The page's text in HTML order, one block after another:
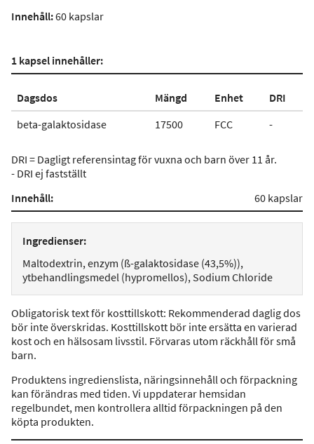
Innehåll:60 kapslar
1 kapsel innehåller:
Dagsdos Mängd Enhet
DRI
beta-galaktosidase
17500 FCC -
DRI = Dagligt referensintag för vuxna och barn över 11 år.
- DRI ej fastställt
Innehåll:
60 kapslar
Ingredienser:
Maltodextrin, enzym (ß-galaktosidase (43,5%)),
ytbehandlingsmedel (hypromellos), Sodium Chloride
Obligatorisk text för kosttillskott: Rekommenderad daglig dos
bör inte överskridas. Kosttillskott bör inte ersätta en varierad
kost och en hälsosam livsstil. Förvaras utom räckhåll för små
barn.
Produktens ingredienslista, näringsinnehåll och förpackning
kan förändras med tiden. Vi uppdaterar hemsidan
regelbundet, men kontrollera alltid förpackningen på den
köpta produkten.